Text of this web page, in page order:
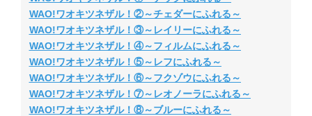
WAO!ワオキツネザル！②～チェダーにふれる～
WAO!ワオキツネザル！③～レイリーにふれる～
WAO!ワオキツネザル！④～フィルムにふれる～
WAO!ワオキツネザル！⑤～レフにふれる～
WAO!ワオキツネザル！⑥～フクゾウにふれる～
WAO!ワオキツネザル！⑦～レオノーラにふれる～
WAO!ワオキツネザル！⑧～ブルーにふれる～